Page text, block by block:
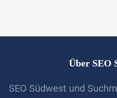
Über SEO
SEO Südwest und